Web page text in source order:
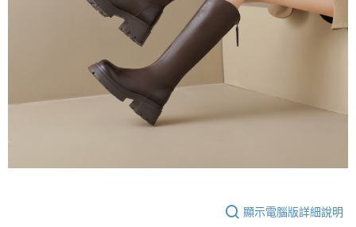
顯示電腦版詳細說明